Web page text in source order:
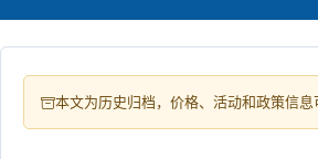
本文为历史归档，价格、活动和政策信息